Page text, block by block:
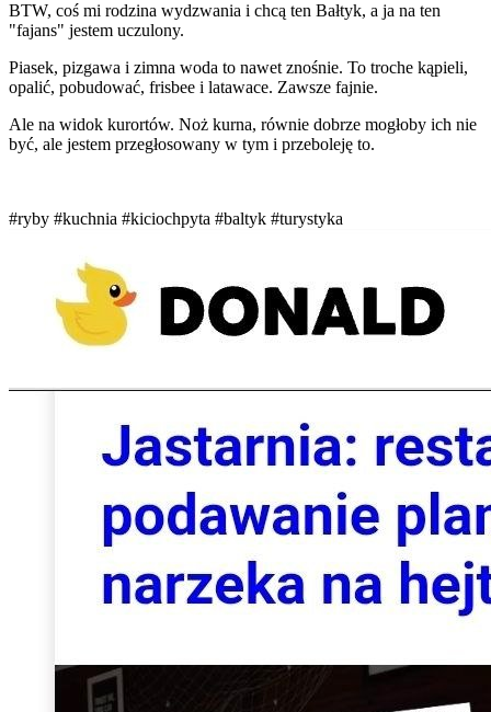
BTW, coś mi rodzina wydzwania i chcą ten Bałtyk, a ja na ten
"fajans" jestem uczulony.
Piasek, pizgawa i zimna woda to nawet znośnie. To troche kąpieli,
opalić, pobudować, frisbee i latawace. Zawsze fajnie.
Ale na widok kurortów. Noż kurna, równie dobrze mogłoby ich nie
być, ale jestem przegłosowany w tym i przeboleję to.
#ryby #kuchnia #kiciochpyta #baltyk #turystyka